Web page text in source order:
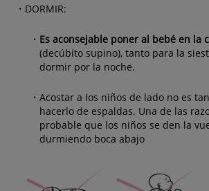
DORMIR:
Es aconsejable poner al bebé en la
(decúbito supino), tanto para la
dormir por la noche.
Acostar a los niños de lado no es
hacerlo de espaldas. Una de las
probable que los niños se den la
durmiendo boca abajo